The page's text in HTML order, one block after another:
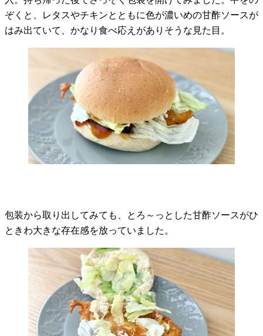
ぞくと、レタスやチキンとともに色が濃いめの甘酢ソースが
はみ出ていて、かなり食べ応えがありそうな見た目。
包装から取り出してみても、とろ～っとした甘酢ソースがひ
ときわ大きな存在感を放っていました。